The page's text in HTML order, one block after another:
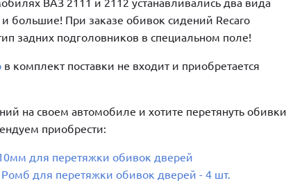
ВАЗ 2111 и 2112 устанавливались два вида
большие! При заказе обивок сидений Recaro
задних подголовников в специальном поле!
в комплект поставки не входит и приобретается
на своем автомобиле и хотите перетянуть обивки
приобрести:
для перетяжки обивок дверей
Ромб для перетяжки обивок дверей - 4 шт.